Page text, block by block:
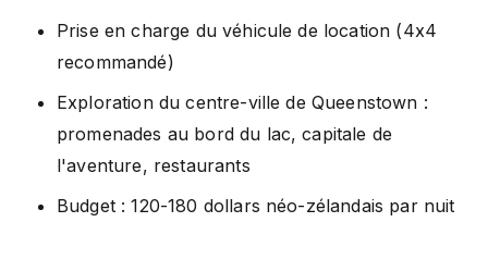
Prise en charge du véhicule de location (4x4
recommandé)
Exploration du centre-ville de Queenstown :
promenades au bord du lac, capitale de
l'aventure, restaurants
Budget : 120-180 dollars néo-zélandais par nuit